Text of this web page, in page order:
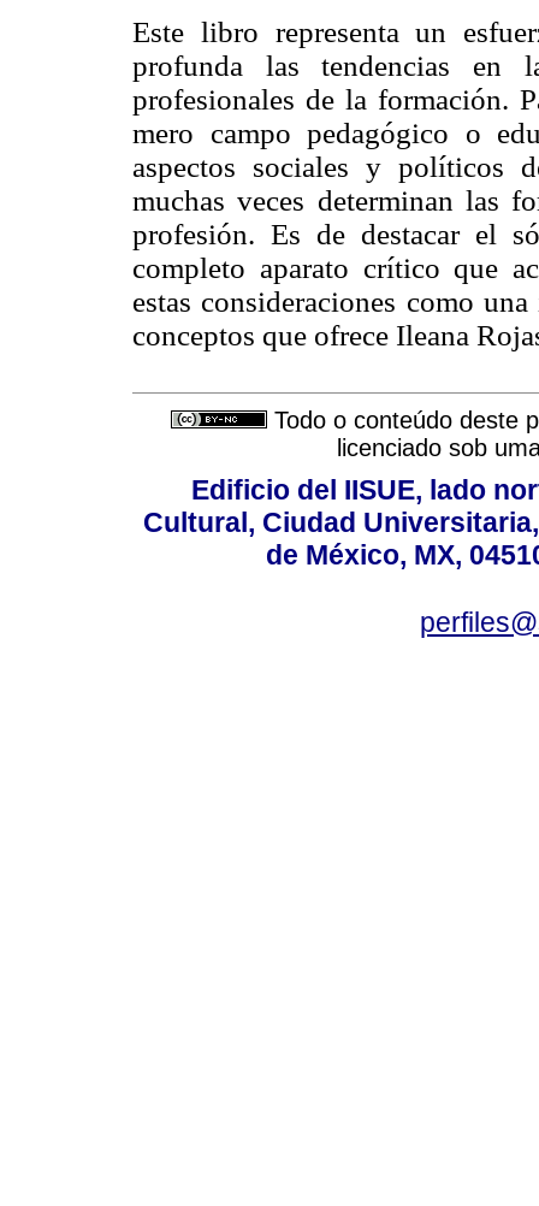
Este libro representa un
profunda las tendencias en
profesionales de la formación.
mero campo pedagógico o
aspectos sociales y políticos
muchas veces determinan las
profesión. Es de destacar el
completo aparato crítico que
estas consideraciones como
conceptos que ofrece Ileana
Todo o conteúdo deste
licenciado sob
Edificio del IISUE, lado
Cultural, Ciudad
de México, MX,